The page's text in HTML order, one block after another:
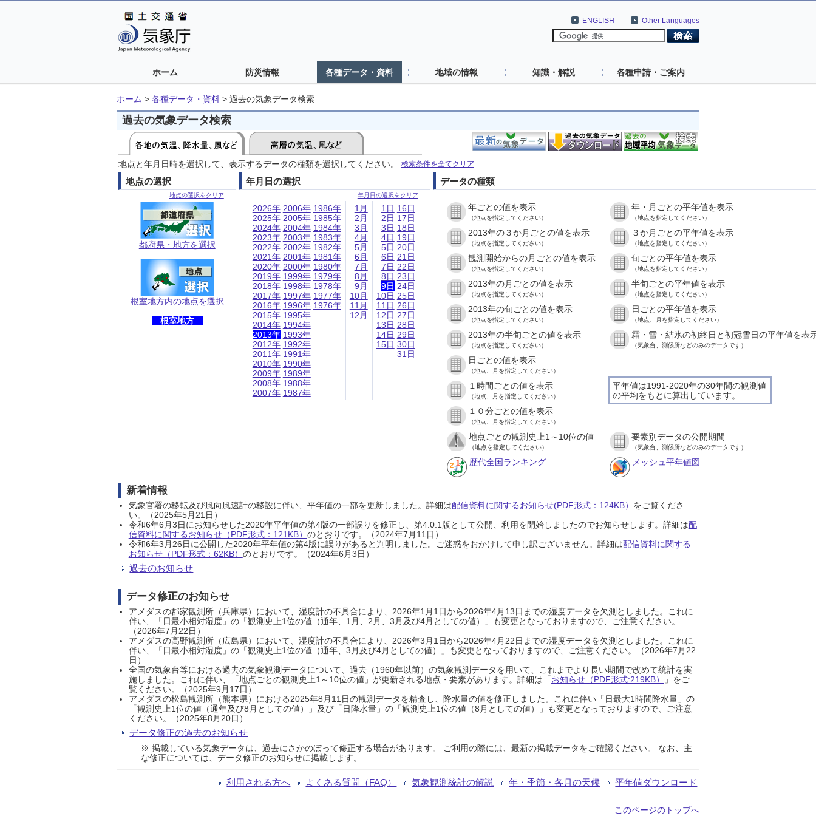
Other Languages
ENGLISH
ホーム 防災情報 各種データ・資料 地域の情報 知識・解説 各種申請・ご案内
ホーム > 各種データ・資料 > 過去の気象データ検索
過去の気象データ検索
地点と年月日時を選択して、表示するデータの種類を選択してください。 検索条件を全てクリア
地点の選択
地点の選択をクリア
都府県・地方を選択
根室地方内の地点を選択
根室地方
年月日の選択
年月日の選択をクリア
2026年
2025年
2024年
2023年
2022年
2021年
2020年
2019年
2018年
2017年
2016年
2015年
2014年
2013年
2012年
2011年
2010年
2009年
2008年
2007年
2006年
2005年
2004年
2003年
2002年
2001年
2000年
1999年
1998年
1997年
1996年
1995年
1994年
1993年
1992年
1991年
1990年
1989年
1988年
1987年
1986年
1985年
1984年
1983年
1982年
1981年
1980年
1979年
1978年
1977年
1976年
1月
2月
3月
4月
5月
6月
7月
8月
9月
10月
11月
12月
1日
2日
3日
4日
5日
6日
7日
8日
9日
10日
11日
12日
13日
14日
15日
16日
17日
18日
19日
20日
21日
22日
23日
24日
25日
26日
27日
28日
29日
30日
31日
データの種類
年ごとの値を表示
（地点を指定してください）
年・月ごとの平年値を表示
（地点を指定してください）
2013年の３か月ごとの値を表示
（地点を指定してください）
３か月ごとの平年値を表示
（地点を指定してください）
観測開始からの月ごとの値を表示
（地点を指定してください）
旬ごとの平年値を表示
（地点を指定してください）
2013年の月ごとの値を表示
（地点を指定してください）
半旬ごとの平年値を表示
（地点を指定してください）
2013年の旬ごとの値を表示
（地点を指定してください）
日ごとの平年値を表示
（地点、月を指定してください）
2013年の半旬ごとの値を表示
（地点を指定してください）
霜・雪・結氷の初終日と初冠雪日の平年値を表
（気象台、測候所などのみのデータです）
日ごとの値を表示
（地点、月を指定してください）
平年値は1991-2020年の30年間の観測値
の平均をもとに算出しています。
１時間ごとの値を表示
（地点、月を指定してください）
１０分ごとの値を表示
（地点、月を指定してください）
地点ごとの観測史上1～10位の値
（地点を指定してください）
要素別データの公開期間
（気象台、測候所などのみのデータです）
歴代全国ランキング メッシュ平年値図
新着情報
気象官署の移転及び風向風速計の移設に伴い、平年値の一部を更新しました。詳細は配信資料に関するお知らせ(PDF形式：124KB） をご覧くださ
い。（2025年5月21日）
令和6年6月3日にお知らせした2020年平年値の第4版の一部誤りを修正し、第4.0.1版として公開、利用を開始しましたのでお知らせします。詳細は配
信資料に関するお知らせ（PDF形式：121KB） のとおりです。（2024年7月11日）
令和6年3月26日に公開した2020年平年値の第4版に誤りがあると判明しました。ご迷惑をおかけして申し訳ございません。詳細は配信資料に関する
お知らせ（PDF形式：62KB） のとおりです。（2024年6月3日）
過去のお知らせ
データ修正のお知らせ
アメダスの郡家観測所（兵庫県）において、湿度計の不具合により、2026年1月1日から2026年4月13日までの湿度データを欠測としました。これに
伴い、「日最小相対湿度」の「観測史上1位の値（通年、1月、2月、3月及び4月としての値）」も変更となっておりますので、ご注意ください。
（2026年7月22日）
アメダスの高野観測所（広島県）において、湿度計の不具合により、2026年3月1日から2026年4月22日までの湿度データを欠測としました。これに
伴い、「日最小相対湿度」の「観測史上1位の値（通年、3月及び4月としての値）」も変更となっておりますので、ご注意ください。（2026年7月22
日）
全国の気象台等における過去の気象観測データについて、過去（1960年以前）の気象観測データを用いて、これまでより長い期間で改めて統計を実
施しました。これに伴い、「地点ごとの観測史上1～10位の値」が更新される地点・要素があります。詳細は「お知らせ（PDF形式:219KB）
」をご
覧ください。（2025年9月17日）
アメダスの松島観測所（熊本県）における2025年8月11日の観測データを精査し、降水量の値を修正しました。これに伴い「日最大1時間降水量」の
「観測史上1位の値（通年及び8月としての値）」及び「日降水量」の「観測史上1位の値（8月としての値）」も変更となっておりますので、ご注意
ください。（2025年8月20日）
データ修正の過去のお知らせ
※ 掲載している気象データは、過去にさかのぼって修正する場合があります。 ご利用の際には、最新の掲載データをご確認ください。 なお、主
な修正については、データ修正のお知らせに掲載します。
利用される方へ よくある質問（FAQ） 気象観測統計の解説 年・季節・各月の天候 平年値ダウンロード
このページのトップへ